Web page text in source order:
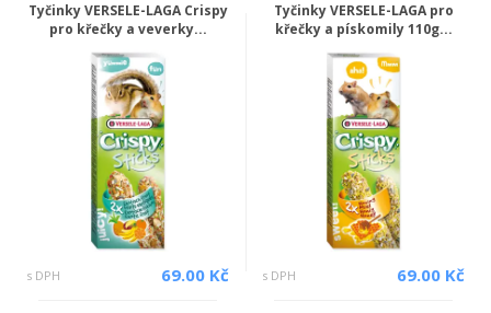
Tyčinky VERSELE-LAGA Crispy
pro křečky a veverky...
s DPH 69.00 Kč
Tyčinky VERSELE-LAGA pro
křečky a pískomily 110g...
s DPH 69.00 Kč